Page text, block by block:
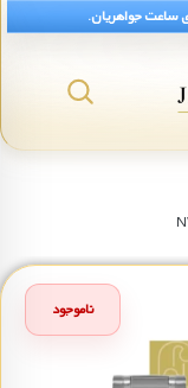
ساعت جواهریان.
ناموجود